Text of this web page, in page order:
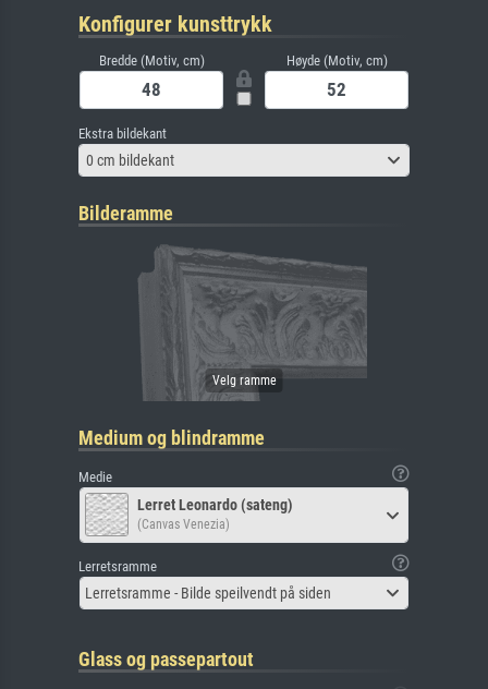
Konfigurer kunsttrykk
Bredde (Motiv, cm) Høyde (Motiv, cm)
Ekstra bildekant
0 cm bildekant
Bilderamme
Medium og blindramme
Medie
Lerret Leonardo (sateng)
(Canvas Venezia)
Lerretsramme
Lerretsramme - Bilde speilvendt på siden
Glass og passepartout